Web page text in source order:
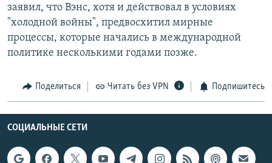
Все сайты РСЕ/РС
заявил, что Вэнс, хотя и действовал в условиях
"холодной войны", предвосхитил мирные
процессы, которые начались в международной
политике несколькими годами позже.
Поделиться Читать без VPN Подпишитесь
СОЦИАЛЬНЫЕ СЕТИ